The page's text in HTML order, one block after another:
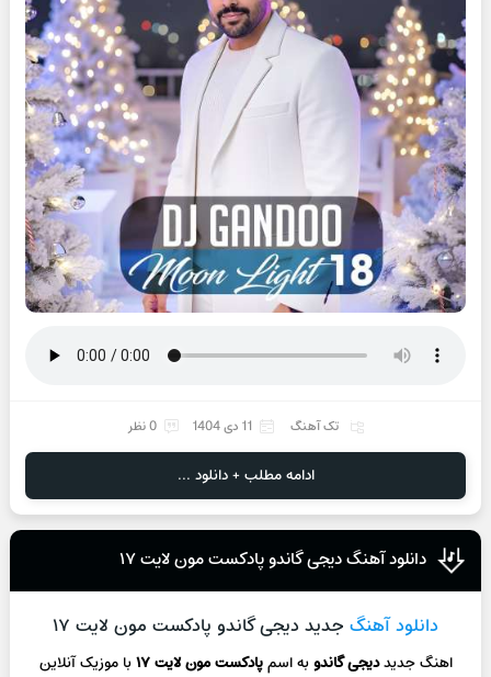
تک آهنگ 11 دی 1404 0 نظر
ادامه مطلب + دانلود ...
دانلود آهنگ دیجی گاندو پادکست مون لایت ۱۷
دانلود آهنگ جدید دیجی گاندو پادکست مون لایت ۱۷
اهنگ جدیددیجی گاندوبه اسمپادکست مون لایت ۱۷
با موزیک آنلاین